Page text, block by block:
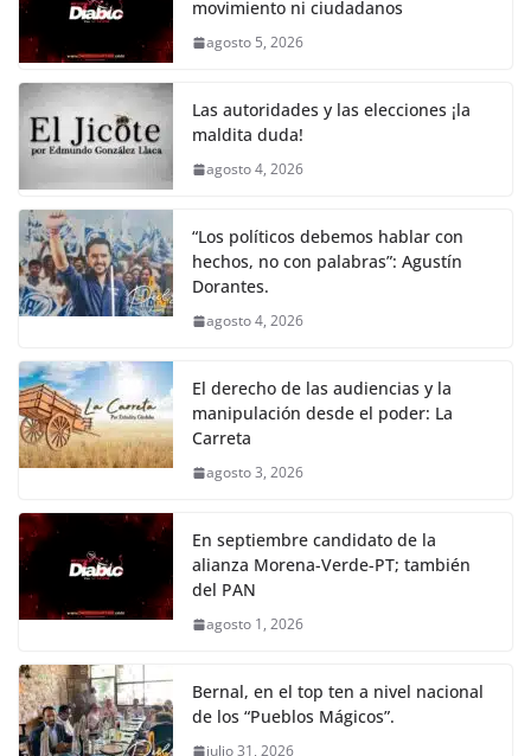
b
o
o
k
A
p
Li
k
a
movimiento ni ciudadanos
agosto 5, 2026
Las autoridades y las elecciones ¡la
maldita duda!
agosto 4, 2026
“Los políticos debemos hablar con
hechos, no con palabras”: Agustín
Dorantes.
agosto 4, 2026
El derecho de las audiencias y la
manipulación desde el poder: La
Carreta
agosto 3, 2026
En septiembre candidato de la
alianza Morena-Verde-PT; también
del PAN
agosto 1, 2026
Bernal, en el top ten a nivel nacional
de los “Pueblos Mágicos”.
julio 31, 2026